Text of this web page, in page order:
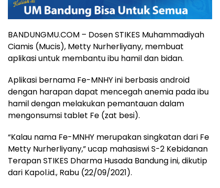
BANDUNGMU.COM – Dosen STIKES Muhammadiyah
Ciamis (Mucis), Metty Nurherliyany, membuat
aplikasi untuk membantu ibu hamil dan bidan.
Aplikasi bernama Fe-MNHY ini berbasis android
dengan harapan dapat mencegah anemia pada ibu
hamil dengan melakukan pemantauan dalam
mengonsumsi tablet Fe (zat besi).
“Kalau nama Fe-MNHY merupakan singkatan dari Fe
Metty Nurherliyany,” ucap mahasiswi S-2 Kebidanan
Terapan STIKES Dharma Husada Bandung ini, dikutip
dari Kapol.id., Rabu (22/09/2021).